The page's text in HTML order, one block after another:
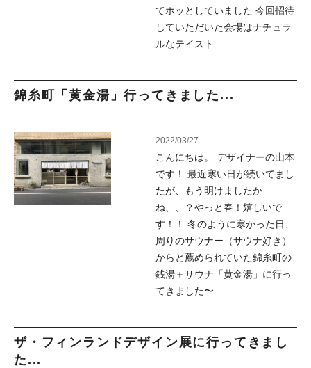
てホッとしていました 今回招待
していただいた会場はナチュラ
ルなテイスト...
錦糸町「黄金湯」行ってきました...
2022/03/27
こんにちは。 デザイナーの山本
です！ 最近寒い日が続いてまし
たが、もう明けましたか
ね、、？やっと春！嬉しいで
す！！ 冬のように寒かった日、
周りのサウナー（サウナ好き）
からと薦められていた錦糸町の
銭湯＋サウナ「黄金湯」に行っ
てきました〜...
ザ・フィンランドデザイン展に行ってきまし
た...